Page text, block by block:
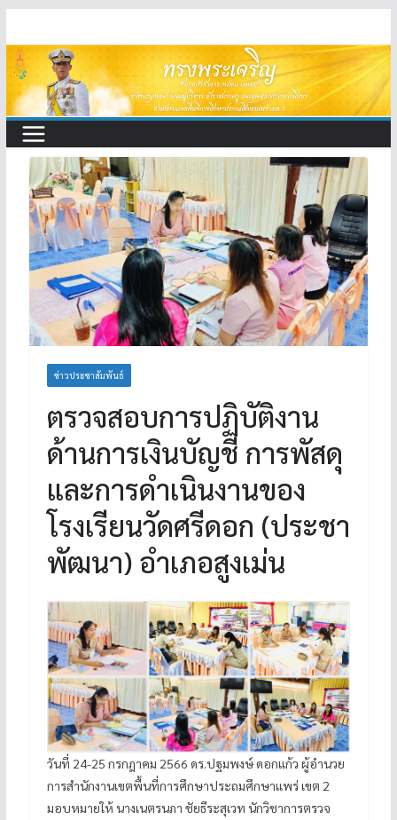
to
content
ข่าวประชาสัมพันธ์
ตรวจสอบการปฏิบัติงาน
ด้านการเงินบัญชี การพัสดุ
และการดำเนินงานของ
โรงเรียนวัดศรีดอก (ประชา
พัฒนา) อำเภอสูงเม่น
วันที่ 24-25 กรกฎาคม 2566 ดร.ปฐมพงษ์ ดอกแก้ว ผู้อำนวย
การสำนักงานเขตพื้นที่การศึกษาประถมศึกษาแพร่ เขต 2
มอบหมายให้ นางเนตรนภา ชัยธีระสุเวท นักวิชาการตรวจ